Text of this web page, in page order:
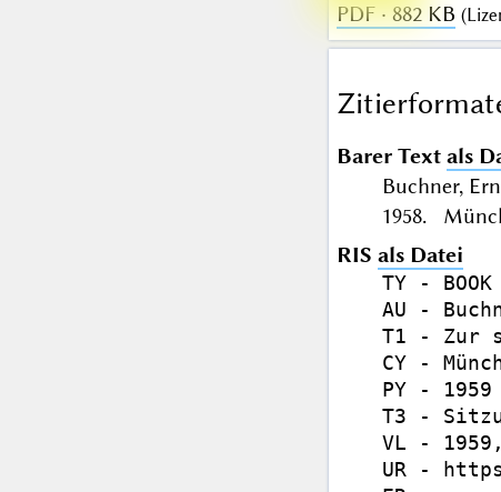
PDF · 882 KB (
Barer Text als
Buchner,
1958.
RIS als Datei
TY - BOOK
AU -
T1 - Zur
CY -
PY - 1959
T3 -
VL -
UR -